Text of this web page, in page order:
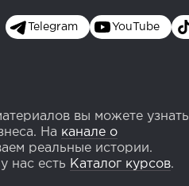
Telegram YouTube
вы можете узнать
На канале о
реальные истории.
нас есть Каталог курсов.